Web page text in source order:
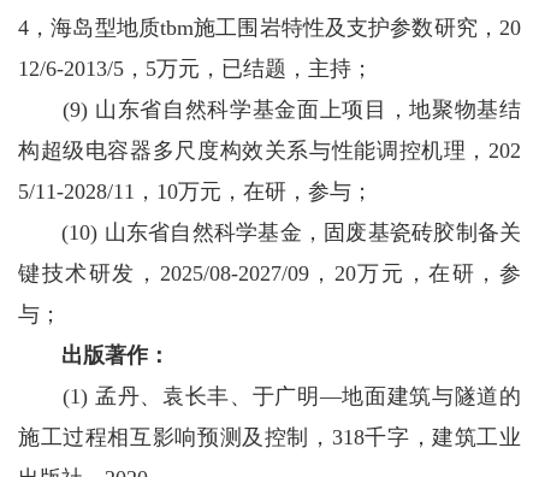
4，海岛型地质tbm施工围岩特性及支护参数研究，20
12/6-2013/5，5万元，已结题，主持；
(9) 山东省自然科学基金面上项目，地聚物基结
构超级电容器多尺度构效关系与性能调控机理，202
5/11-2028/11，10万元，在研，参与；
(10) 山东省自然科学基金，固废基瓷砖胶制备关
键技术研发，2025/08-2027/09，20万元，在研，参
与；
出版著作：
(1) 孟丹、袁长丰、于广明—地面建筑与隧道的
施工过程相互影响预测及控制，318千字，建筑工业